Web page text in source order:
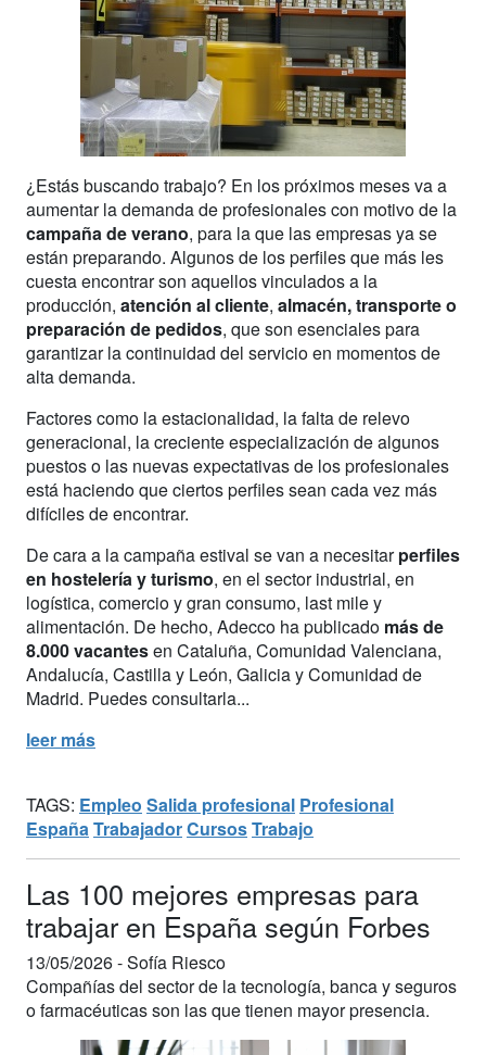
¿Estás buscando trabajo? En los próximos meses va a
aumentar la demanda de profesionales con motivo de la
campaña de verano, para la que las empresas ya se
están preparando. Algunos de los perfiles que más les
cuesta encontrar son aquellos vinculados a la
producción, atención al cliente, almacén, transporte o
preparación de pedidos, que son esenciales para
garantizar la continuidad del servicio en momentos de
alta demanda.
Factores como la estacionalidad, la falta de relevo
generacional, la creciente especialización de algunos
puestos o las nuevas expectativas de los profesionales
está haciendo que ciertos perfiles sean cada vez más
difíciles de encontrar.
De cara a la campaña estival se van a necesitarperfiles
en hostelería y turismo, en el sector industrial, en
logística, comercio y gran consumo, last mile y
alimentación. De hecho, Adecco ha publicado más de
8.000 vacantesen Cataluña, Comunidad Valenciana,
Andalucía, Castilla y León, Galicia y Comunidad de
Madrid. Puedes consultarla...
leer más
TAGS: Empleo Salida profesional Profesional
España TrabajadorCursosTrabajo
Las 100 mejores empresas para
trabajar en España según Forbes
13/05/2026 -Sofía Riesco
Compañías del sector de la tecnología, banca y seguros
o farmacéuticas son las que tienen mayor presencia.